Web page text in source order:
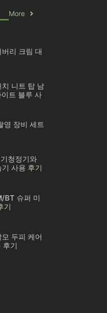
More
리 크림 대
니트 탑 남
트 블루 사
영 장비 세트
청정기와
사용 후기
BT 슈퍼 미
기
두피 케어
후기